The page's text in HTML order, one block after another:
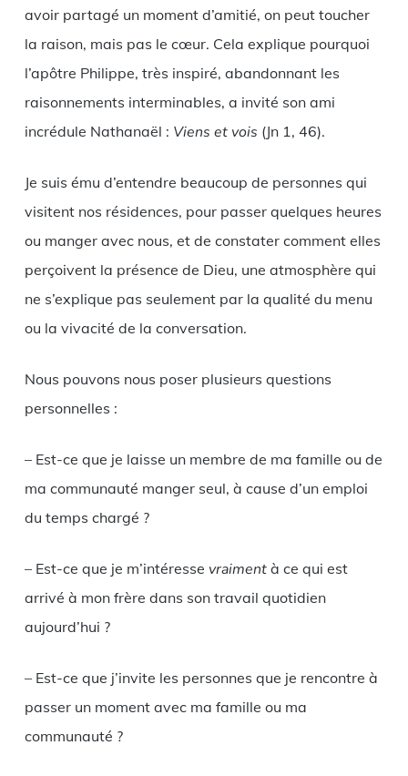
avoir partagé un moment d’amitié, on peut toucher
la raison, mais pas le cœur. Cela explique pourquoi
l’apôtre Philippe, très inspiré, abandonnant les
raisonnements interminables, a invité son ami
incrédule Nathanaël : Viens et vois (Jn 1, 46).
Je suis ému d’entendre beaucoup de personnes qui
visitent nos résidences, pour passer quelques heures
ou manger avec nous, et de constater comment elles
perçoivent la présence de Dieu, une atmosphère qui
ne s’explique pas seulement par la qualité du menu
ou la vivacité de la conversation.
Nous pouvons nous poser plusieurs questions
personnelles :
– Est-ce que je laisse un membre de ma famille ou de
ma communauté manger seul, à cause d’un emploi
du temps chargé ?
– Est-ce que je m’intéresse vraimentà ce qui est
arrivé à mon frère dans son travail quotidien
aujourd’hui ?
– Est-ce que j’invite les personnes que je rencontre à
passer un moment avec ma famille ou ma
communauté ?